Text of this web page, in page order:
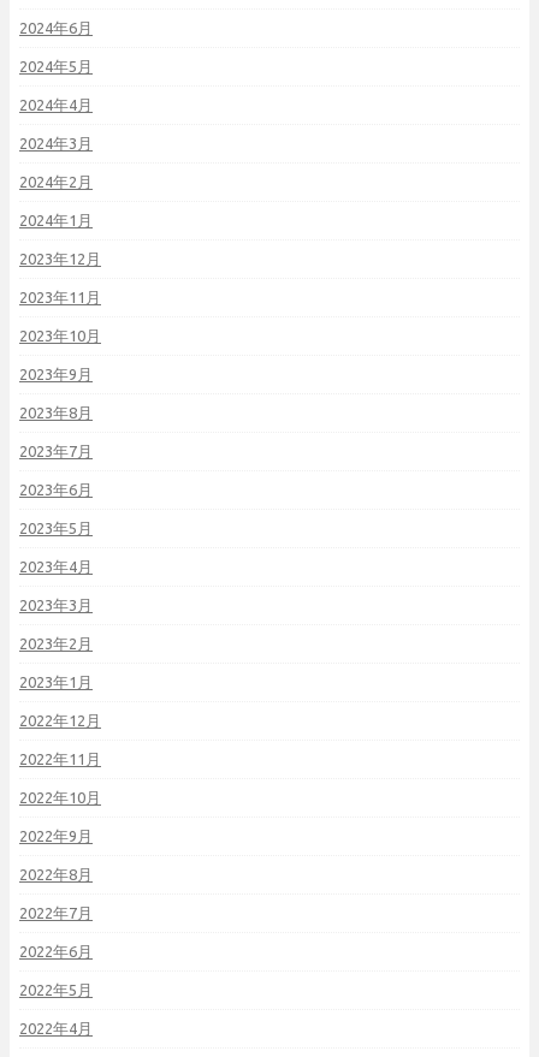
2024年6月
2024年5月
2024年4月
2024年3月
2024年2月
2024年1月
2023年12月
2023年11月
2023年10月
2023年9月
2023年8月
2023年7月
2023年6月
2023年5月
2023年4月
2023年3月
2023年2月
2023年1月
2022年12月
2022年11月
2022年10月
2022年9月
2022年8月
2022年7月
2022年6月
2022年5月
2022年4月